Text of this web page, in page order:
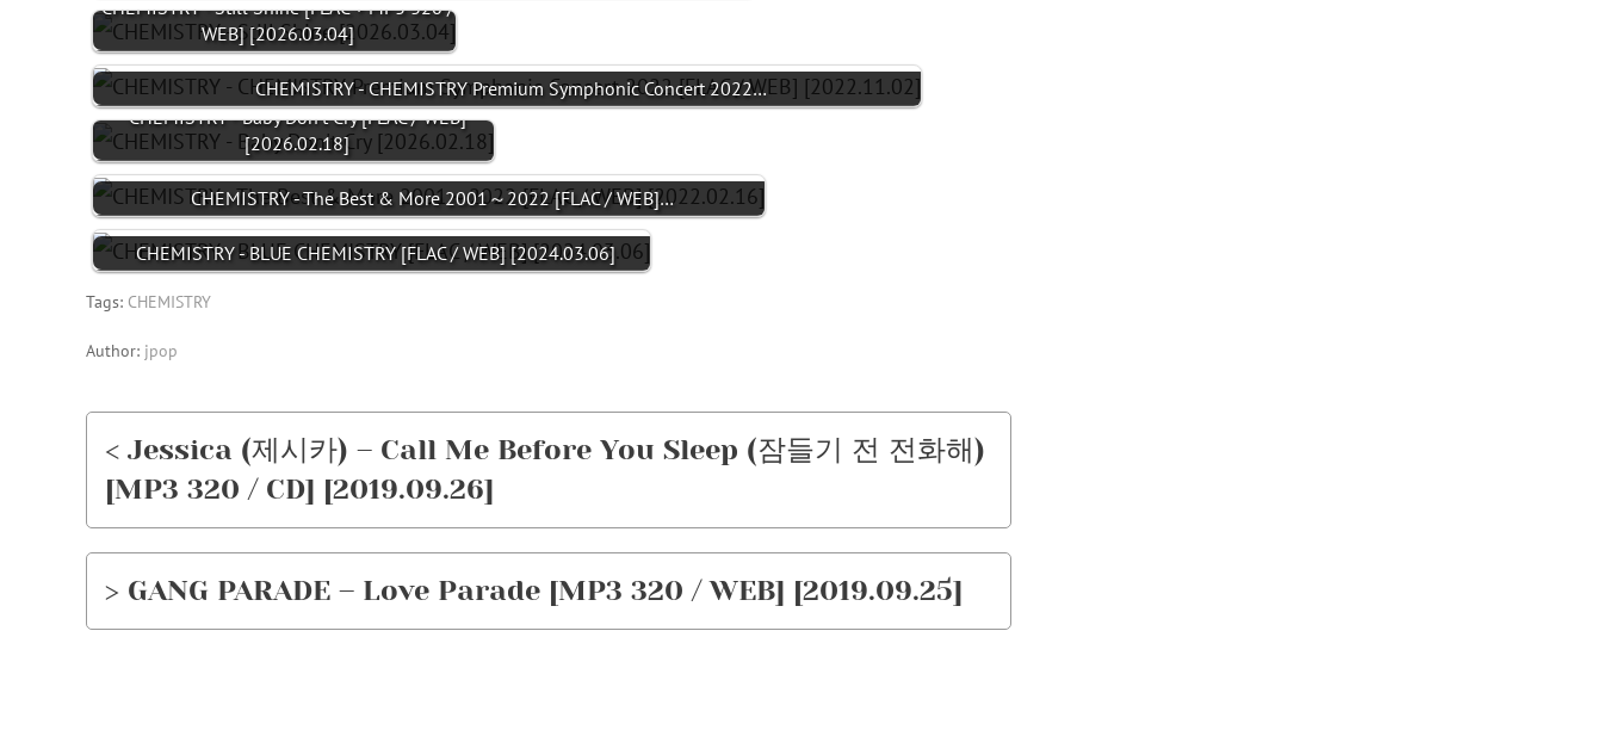
CHEMISTRY - Still Shine [FLAC + MP3 320 /
WEB] [2026.03.04]
CHEMISTRY - CHEMISTRY Premium Symphonic Concert 2022…
CHEMISTRY - Baby Don't Cry [FLAC / WEB]
[2026.02.18]
CHEMISTRY - The Best & More 2001～2022 [FLAC / WEB]…
CHEMISTRY - BLUE CHEMISTRY [FLAC / WEB] [2024.03.06]
Tags: CHEMISTRY
Author: jpop
< Jessica (제시카) – Call Me Before You Sleep (잠들기 전 전화해)
[MP3 320 / CD] [2019.09.26]
> GANG PARADE – Love Parade [MP3 320 / WEB] [2019.09.25]